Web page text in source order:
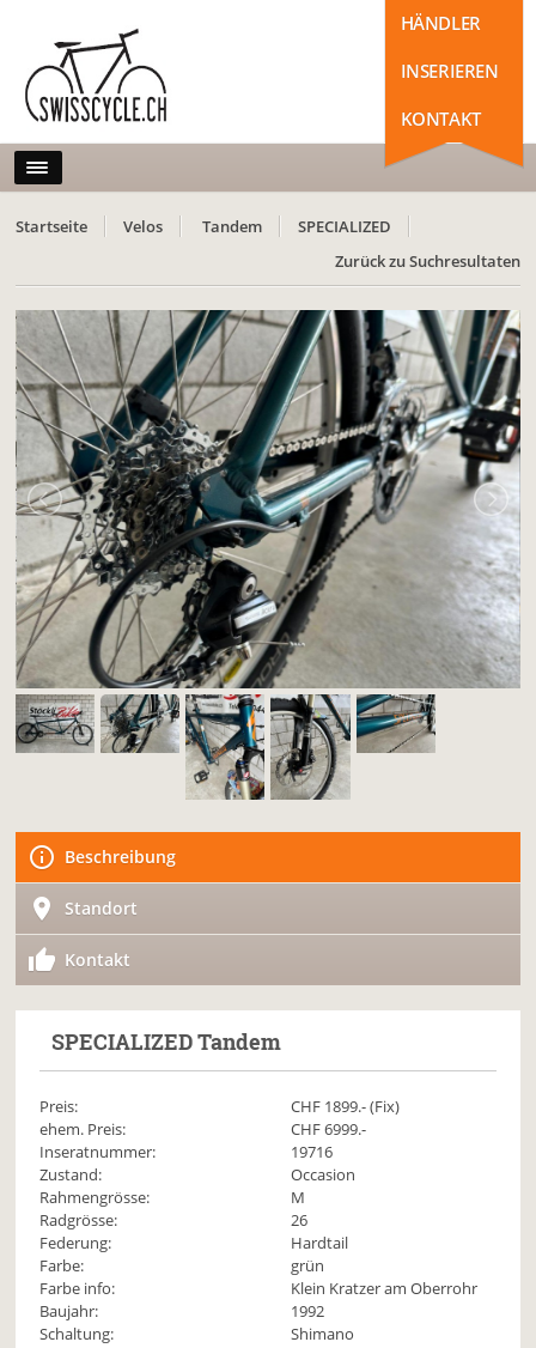
HÄNDLER
INSERIEREN
KONTAKT
Startseite Velos Tandem
SPECIALIZED
Zurück zu Suchresultaten
Beschreibung
Standort
Kontakt
SPECIALIZEDTandem
Preis: CHF 1899.- (Fix)
ehem. Preis:
CHF 6999.-
Inseratnummer:
19716
Zustand:
Occasion
Rahmengrösse:
M
Radgrösse:
26
Federung:
Hardtail
Farbe:
grün
Farbe info:
Klein Kratzer am Oberrohr
Baujahr:
1992
Schaltung:
Shimano